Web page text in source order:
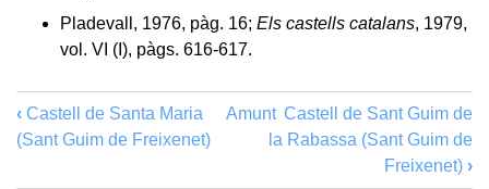
Pladevall, 1976, pàg. 16; Els castells catalans, 1979,
vol. VI (I), pàgs. 616-617.
‹ Castell de Santa Maria
(Sant Guim de Freixenet)
Amunt Castell de Sant Guim de
la Rabassa (Sant Guim de
Freixenet) ›